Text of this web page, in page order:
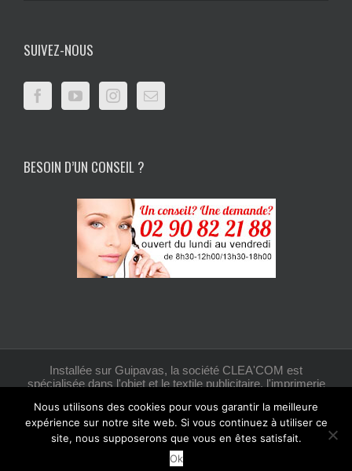
SUIVEZ-NOUS
BESOIN D’UN CONSEIL ?
Installée sur Guipavas, la société CLEA'COM est
spécialisée dans l'objet et le textile publicitaire, l'imprimerie
Facebook
Nous utilisons des cookies pour vous garantir la meilleure
expérience sur notre site web. Si vous continuez à utiliser ce
site, nous supposerons que vous en êtes satisfait.
Ok